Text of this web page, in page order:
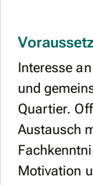
Interesse
und
Quartier.
Austausch
Motivation